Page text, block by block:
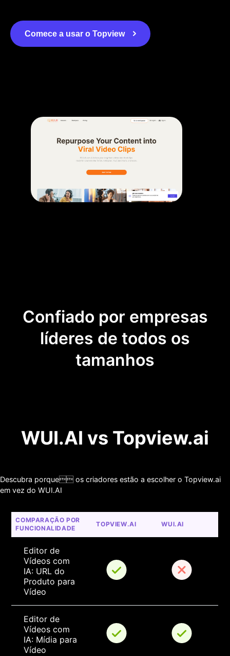
Comece a usar o Topview
Confiado por empresas
líderes de todos os
tamanhos
WUI.AI vs Topview.ai
Descubra porque os criadores estão a escolher o Topview.ai
em vez do WUI.AI
COMPARAÇÃO POR
FUNCIONALIDADE
TOPVIEW.AI WUI.AI
Editor de
Vídeos com
IA: URL do
Produto para
Vídeo
Editor de
Vídeos com
IA: Mídia para
Vídeo